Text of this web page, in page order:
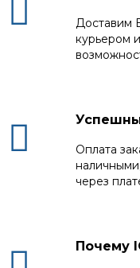
Доставим
курьером
Оплата
через
Почему